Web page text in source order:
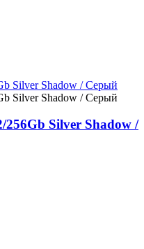
256Gb Silver Shadow /